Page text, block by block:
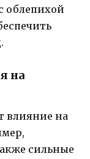
облепихой
на
влияние на
сильные